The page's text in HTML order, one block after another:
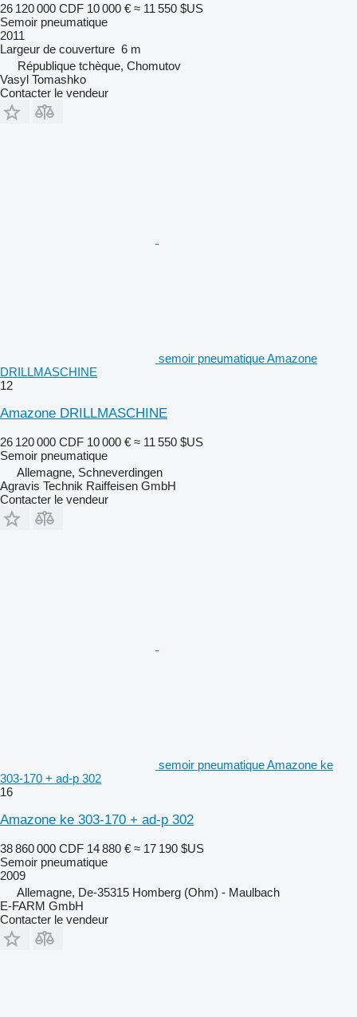
26 120 000 CDF 10 000 € ≈ 11 550 $US
Semoir pneumatique
2011
Largeur de couverture 6 m
République tchèque, Chomutov
Vasyl Tomashko
Contacter le vendeur
semoir pneumatique Amazone
DRILLMASCHINE
12
Amazone DRILLMASCHINE
26 120 000 CDF 10 000 € ≈ 11 550 $US
Semoir pneumatique
Allemagne, Schneverdingen
Agravis Technik Raiffeisen GmbH
Contacter le vendeur
semoir pneumatique Amazone ke
303-170 + ad-p 302
16
Amazone ke 303-170 + ad-p 302
38 860 000 CDF 14 880 € ≈ 17 190 $US
Semoir pneumatique
2009
Allemagne, De-35315 Homberg (Ohm) - Maulbach
E-FARM GmbH
Contacter le vendeur